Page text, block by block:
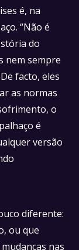
é, na
“Não é
do
nem sempre
facto, eles
as normas
o
é
versão
diferente:
ou que
nas